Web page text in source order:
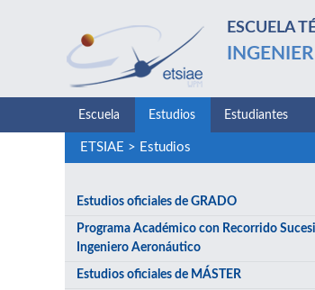
ESCUELA
Escuela Estudios Estudiantes
ETSIAE > Estudios
Estudios oficiales de GRADO
Programa Académico con Recorrido
Ingeniero Aeronáutico
Estudios oficiales de MÁSTER